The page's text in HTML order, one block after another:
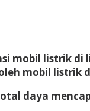
mobil listrik di
mobil listrik
daya